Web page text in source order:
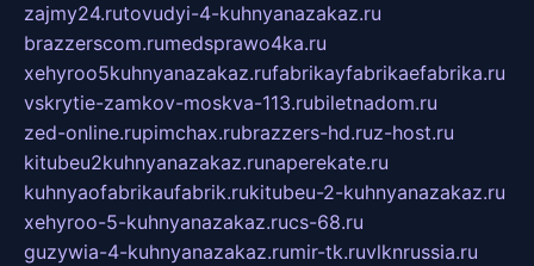
zajmy24.rutovudyi-4-kuhnyanazakaz.ru
brazzerscom.rumedsprawo4ka.ru
xehyroo5kuhnyanazakaz.rufabrikayfabrikaefabrika.ru
vskrytie-zamkov-moskva-113.rubiletnadom.ru
zed-online.rupimchax.rubrazzers-hd.ruz-host.ru
kitubeu2kuhnyanazakaz.runaperekate.ru
kuhnyaofabrikaufabrik.rukitubeu-2-kuhnyanazakaz.ru
xehyroo-5-kuhnyanazakaz.rucs-68.ru
guzywia-4-kuhnyanazakaz.rumir-tk.ruvlknrussia.ru